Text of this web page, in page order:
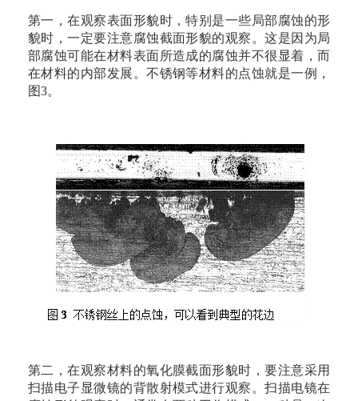
第一，在观察表面形貌时，特别是一些局部腐蚀的形
貌时，一定要注意腐蚀截面形貌的观察。这是因为局
部腐蚀可能在材料表面所造成的腐蚀并不很显着，而
在材料的内部发展。不锈钢等材料的点蚀就是一例，
图3。
第二，在观察材料的氧化膜截面形貌时，要注意采用
扫描电子显微镜的背散射模式进行观察。扫描电镜在